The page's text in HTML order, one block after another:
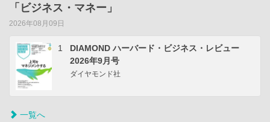
「ビジネス・マネー」
2026年08月09日
1
DIAMOND ハーバード・ビジネス・レビュー
2026年9月号
ダイヤモンド社
一覧へ